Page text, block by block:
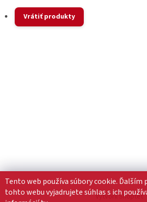
Tento web používa súbory cookie. Ďalším
tohto webu vyjadrujete súhlas s ich
Vrátiť produkty
Vytvoril Shoptet